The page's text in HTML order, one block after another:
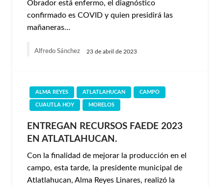
Obrador está enfermo, el diagnóstico
confirmado es COVID y quien presidirá las
mañaneras…
Alfredo Sánchez 23 de abril de 2023
ALMA REYES ATLATLAHUCAN CAMPO
CUAUTLA HOY MORELOS
ENTREGAN RECURSOS FAEDE 2023
EN ATLATLAHUCAN.
Con la finalidad de mejorar la producción en el
campo, esta tarde, la presidente municipal de
Atlatlahucan, Alma Reyes Linares, realizó la